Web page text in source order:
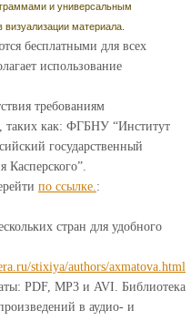
и универсальным
материала.
бесплатными для всех
использование
требованиям
таких как: ФГБНУ “Институт
государственный
Касперского”.
по ссылке.:
стран для удобного
stixiya/authors/axmatova.html
PDF, MP3 и AVI. Библиотека
в аудио- и